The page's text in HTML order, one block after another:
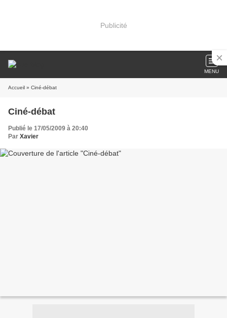
Publicité
MENU
Accueil » Ciné-débat
Ciné-débat
Publié le 17/05/2009 à 20:40
Par Xavier